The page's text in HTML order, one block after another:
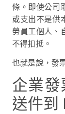
條。即使公司
或支出不是供
勞員工個人、
不得扣抵。
也就是說，發
企業
送件到